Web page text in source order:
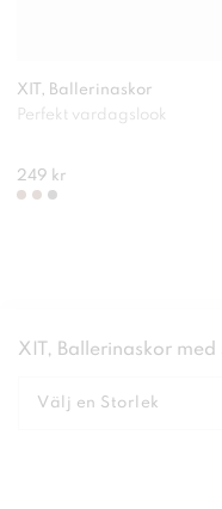
XIT, Ballerinaskor
Perfekt vardagslook
249 kr
XIT, Ballerinaskor med
Välj en Storlek